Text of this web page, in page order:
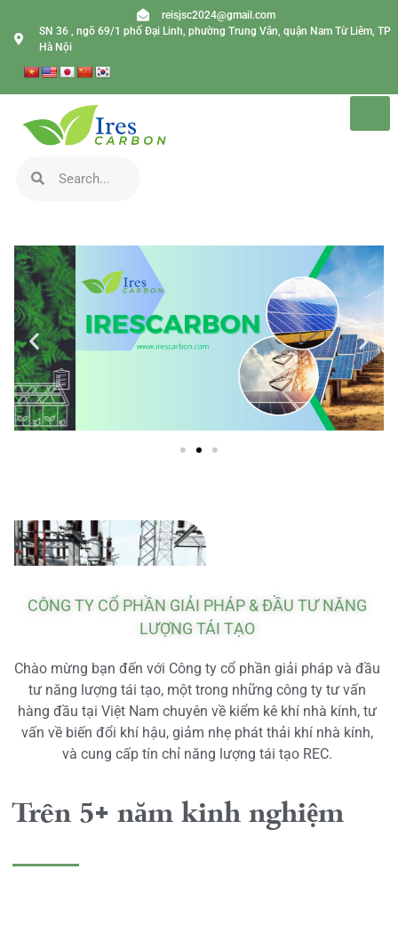
reisjsc2024@gmail.com
SN 36 , ngõ 69/1 phố Đại Linh, phường Trung Văn, quận Nam Từ Liêm, TP
Hà Nội
CÔNG TY CỔ PHẦN GIẢI PHÁP & ĐẦU TƯ NĂNG
LƯỢNG TÁI TẠO
Chào mừng bạn đến với Công ty cổ phần giải pháp và đầu
tư năng lượng tái tạo, một trong những công ty tư vấn
hàng đầu tại Việt Nam chuyên về kiểm kê khí nhà kính, tư
vấn về biến đổi khí hậu, giảm nhẹ phát thải khí nhà kính,
và cung cấp tín chỉ năng lượng tái tạo REC.
Trên 5+ năm kinh nghiệm